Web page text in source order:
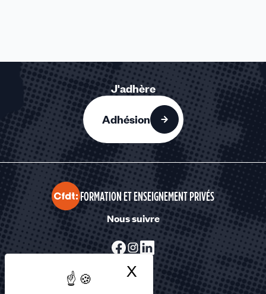
X Masquer le
J'adhère
Adhésion
FORMATION ET ENSEIGNEMENT PRIVÉS
Nous suivre